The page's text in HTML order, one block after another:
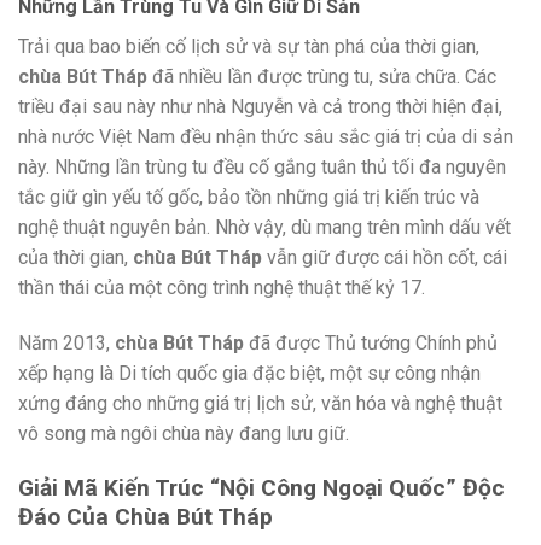
Những Lần Trùng Tu Và Gìn Giữ Di Sản
Trải qua bao biến cố lịch sử và sự tàn phá của thời gian,
chùa Bút Tháp đã nhiều lần được trùng tu, sửa chữa. Các
triều đại sau này như nhà Nguyễn và cả trong thời hiện đại,
nhà nước Việt Nam đều nhận thức sâu sắc giá trị của di sản
này. Những lần trùng tu đều cố gắng tuân thủ tối đa nguyên
tắc giữ gìn yếu tố gốc, bảo tồn những giá trị kiến trúc và
nghệ thuật nguyên bản. Nhờ vậy, dù mang trên mình dấu vết
của thời gian, chùa Bút Tháp vẫn giữ được cái hồn cốt, cái
thần thái của một công trình nghệ thuật thế kỷ 17.
Năm 2013, chùa Bút Tháp đã được Thủ tướng Chính phủ
xếp hạng là Di tích quốc gia đặc biệt, một sự công nhận
xứng đáng cho những giá trị lịch sử, văn hóa và nghệ thuật
vô song mà ngôi chùa này đang lưu giữ.
Giải Mã Kiến Trúc “Nội Công Ngoại Quốc” Độc
Đáo Của Chùa Bút Tháp